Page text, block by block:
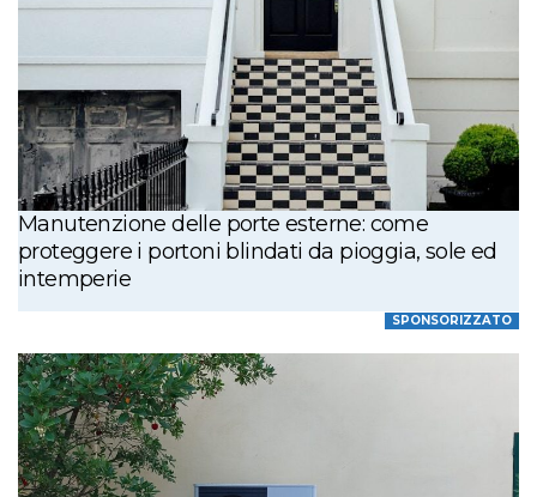
Manutenzione delle porte esterne: come
proteggere i portoni blindati da pioggia, sole ed
intemperie
SPONSORIZZATO